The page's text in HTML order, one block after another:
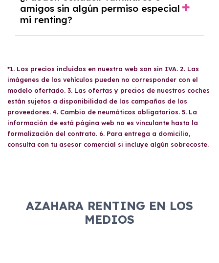
cambiarlo por otro modelo.
empresas deben presentar: CIF de la
empresa, DNI del apoderado, balance de
como un recibo bancario que muestre el IBAN
y titular. Otros documentos pueden incluir el
acta de titularidad real y la escritura de
constitución y poderes de la empresa.
amigos sin algún permiso especial
mi renting?
carnet de conducir válido. No hay
restricciones específicas en cuanto a quién
puede utilizar el vehículo, aunque es
recomendable revisar las condiciones antes
de compartirlo para evitar sorpresas.
*1. Los precios incluidos en nuestra web son sin IVA. 2. Las
imágenes de los vehículos pueden no corresponder con el
modelo ofertado. 3. Las ofertas y precios de nuestros coches
están sujetos a disponibilidad de las campañas de los
proveedores. 4. Cambio de neumáticos obligatorios. 5. La
información de está página web no es vinculante hasta la
formalización del contrato. 6. Para entrega a domicilio,
consulta con tu asesor comercial si incluye algún sobrecoste.
AZAHARA RENTING EN LOS
MEDIOS